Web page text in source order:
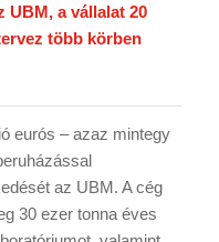
UBM, a vállalat 20
több körben
eurós – azaz mintegy
az UBM. A cég
30 ezer tonna éves